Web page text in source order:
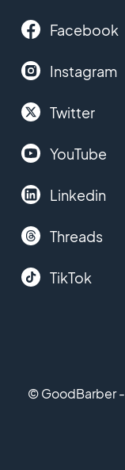
Facebook
Instagram
Twitter
YouTube
Linkedin
Threads
TikTok
© GoodBarber -